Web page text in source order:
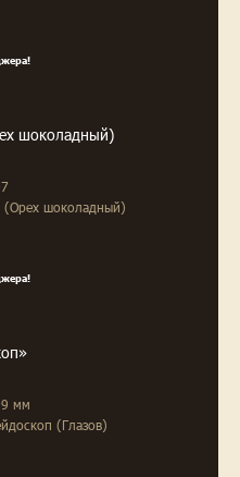
шоколадный)
(Орех шоколадный)
мм
(Глазов)